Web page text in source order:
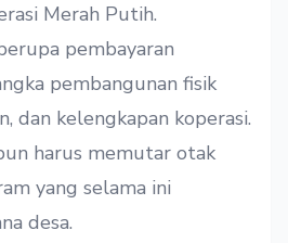
Merah Putih.
pembayaran
pembangunan fisik
dan kelengkapan koperasi.
harus memutar otak
yang selama ini
desa.